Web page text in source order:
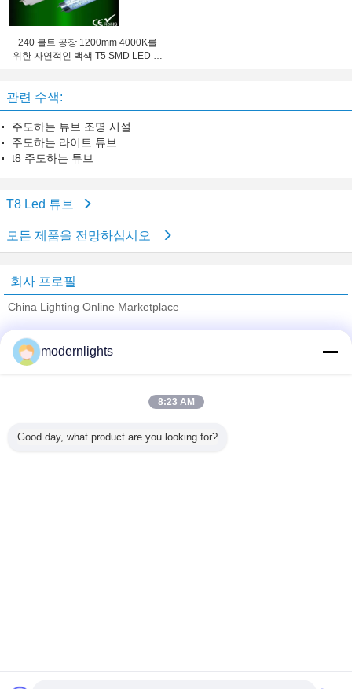
240 볼트 공장 1200mm 4000K를
위한 자연적인 백색 T5 SMD LED 관
관련 수색:
주도하는 튜브 조명 시설
주도하는 라이트 튜브
t8 주도하는 튜브
T8 Led 튜브
모든 제품을 전망하십시오
회사 프로필
China Lighting Online Marketplace
검증된 공급 업체
Trust Seal
Verified Suplier
모든 제품
modernlights
8:23 AM
Good day, what product are you looking for?